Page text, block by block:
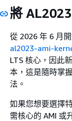
將
從 2026 年 6 月
al2023-ami-
LTS 核心，因此
本，這是隨時掌
法。
如果您想要選擇
需核心的 AMI 或